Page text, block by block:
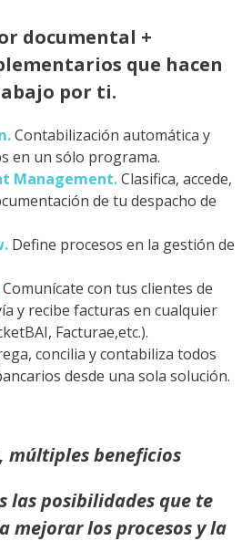
documental +
que hacen
por ti.
Contabilización automática y
en un sólo programa.
Management.Clasifica, accede,
de tu despacho de
Define procesos en la gestión de
Comunícate con tus clientes de
y recibe facturas en cualquier
Facturae,etc.).
concilia y contabiliza todos
desde una sola solución.
múltiples beneficios
las posibilidades que te
mejorar los procesos y la